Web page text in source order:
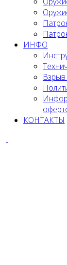
ИНФО
КОНТАКТЫ